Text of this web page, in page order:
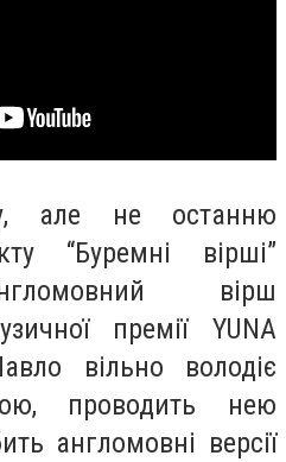
але не останню
“Буремні вірші”
вірш
премії YUNA
вільно володіє
проводить нею
англомовні версії